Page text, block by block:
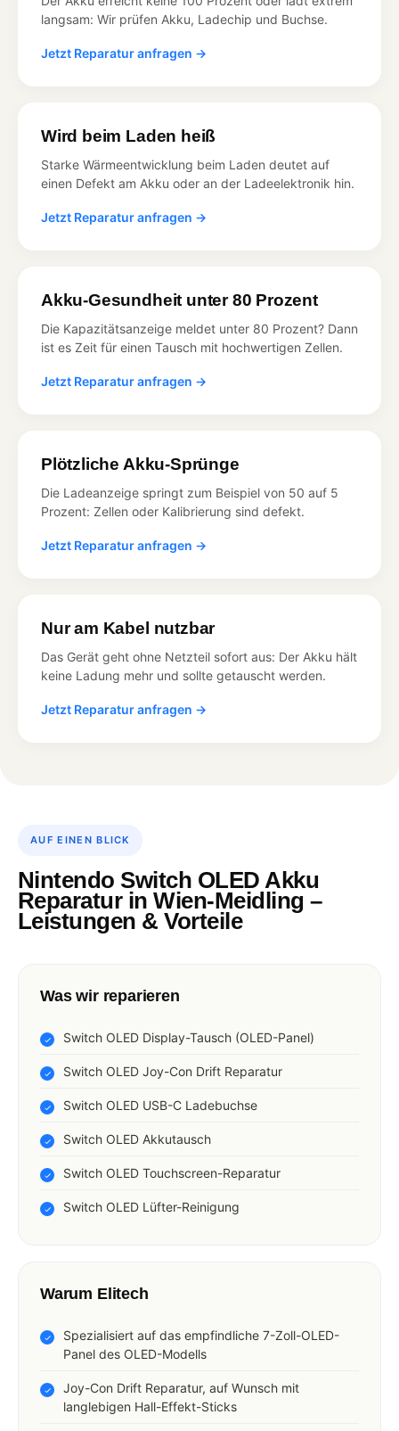
langsam: Wir prüfen Akku, Ladechip und Buchse.
Jetzt Reparatur anfragen →
Wird beim Laden heiß
Starke Wärmeentwicklung beim Laden deutet auf
einen Defekt am Akku oder an der Ladeelektronik hin.
Jetzt Reparatur anfragen →
Akku-Gesundheit unter 80 Prozent
Die Kapazitätsanzeige meldet unter 80 Prozent? Dann
ist es Zeit für einen Tausch mit hochwertigen Zellen.
Jetzt Reparatur anfragen →
Plötzliche Akku-Sprünge
Die Ladeanzeige springt zum Beispiel von 50 auf 5
Prozent: Zellen oder Kalibrierung sind defekt.
Jetzt Reparatur anfragen →
Nur am Kabel nutzbar
Das Gerät geht ohne Netzteil sofort aus: Der Akku hält
keine Ladung mehr und sollte getauscht werden.
Jetzt Reparatur anfragen →
AUF EINEN BLICK
Nintendo Switch OLED Akku
Reparatur in Wien-Meidling –
Leistungen & Vorteile
Was wir reparieren
Switch OLED Display-Tausch (OLED-Panel)
Switch OLED Joy-Con Drift Reparatur
Switch OLED USB-C Ladebuchse
Switch OLED Akkutausch
Switch OLED Touchscreen-Reparatur
Switch OLED Lüfter-Reinigung
Warum Elitech
Spezialisiert auf das empfindliche 7-Zoll-OLED-
Panel des OLED-Modells
Joy-Con Drift Reparatur, auf Wunsch mit
langlebigen Hall-Effekt-Sticks